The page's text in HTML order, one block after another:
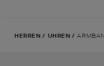
HERREN / UHREN /